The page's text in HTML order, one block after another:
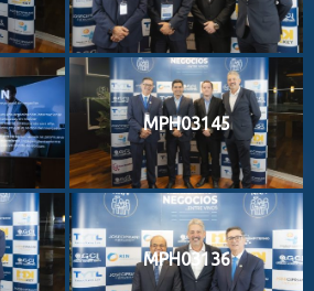
MPH03145
MPH03136